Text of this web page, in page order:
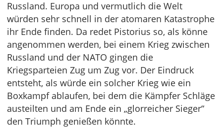
Russland. Europa und vermutlich die Welt
würden sehr schnell in der atomaren Katastrophe
ihr Ende finden. Da redet Pistorius so, als könne
angenommen werden, bei einem Krieg zwischen
Russland und der NATO gingen die
Kriegsparteien Zug um Zug vor. Der Eindruck
entsteht, als würde ein solcher Krieg wie ein
Boxkampf ablaufen, bei dem die Kämpfer Schläge
austeilten und am Ende ein „glorreicher Sieger“
den Triumph genießen könnte.